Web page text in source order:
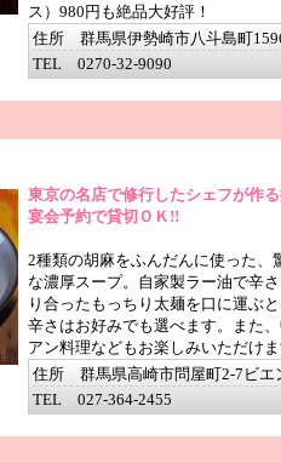
ス）980円も絶品大好評！
住所 群馬県伊勢崎市八斗島町
TEL 0270-32-9090
東京の名店で修行したシェフが作
宴会予約で貸切ＯＫ!!
2種類の胡麻をふんだんに使った、
な濃厚スープ。自家製ラー油で辛
り合ったもっちり太麺を口に運ぶ
辛さはお好みでも選べます。また
アン料理などもお楽しみいただけま
住所 群馬県高崎市問屋町2-7ビエ
TEL 027-364-2455